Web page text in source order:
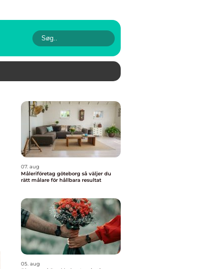
07. aug
Måleriföretag göteborg så väljer du
rätt målare för hållbara resultat
05. aug